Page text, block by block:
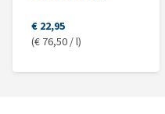
€ 22,95
(€ 76,50 / l)